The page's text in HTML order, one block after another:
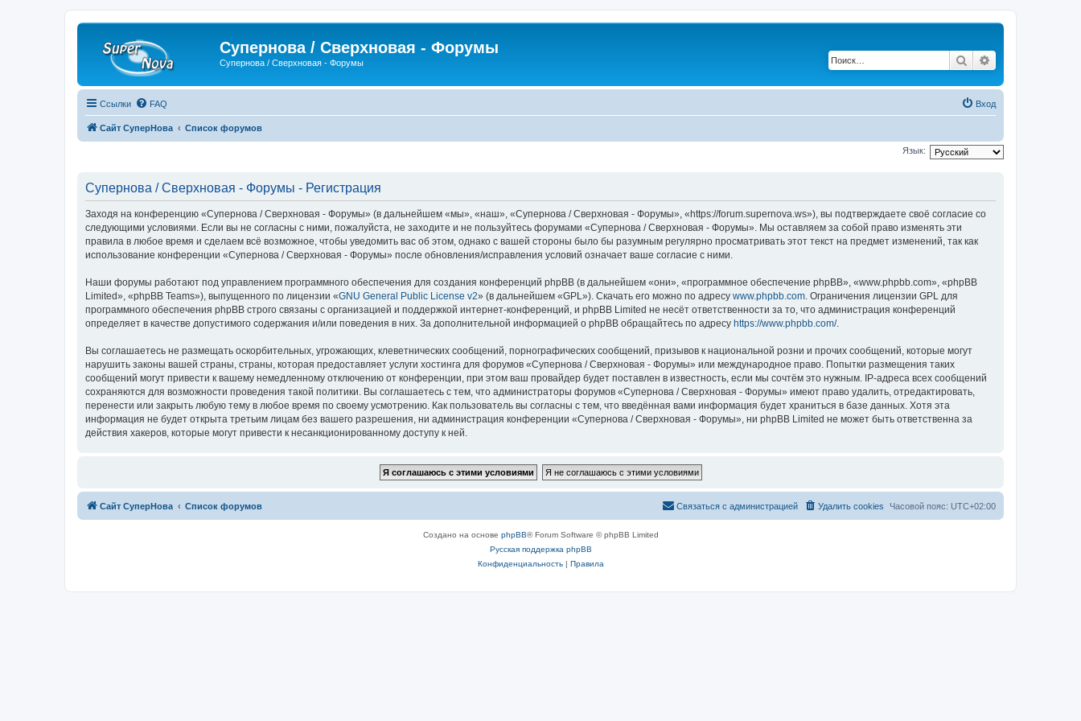
Супернова / Сверхновая - Форумы
Супернова / Сверхновая - Форумы Поиск
Ссылки FAQ Вход
Сайт СуперНова Список форумов
Язык:
Супернова / Сверхновая - Форумы - Регистрация
Заходя на конференцию «Супернова / Сверхновая - Форумы» (в дальнейшем «мы», «наш», «Супернова / Сверхновая - Форумы», «https://forum.supernova.ws»), вы подтверждаете своё согласие со
следующими условиями. Если вы не согласны с ними, пожалуйста, не заходите и не пользуйтесь форумами «Супернова / Сверхновая - Форумы». Мы оставляем за собой право изменять эти
правила в любое время и сделаем всё возможное, чтобы уведомить вас об этом, однако с вашей стороны было бы разумным регулярно просматривать этот текст на предмет изменений, так как
использование конференции «Супернова / Сверхновая - Форумы» после обновления/исправления условий означает ваше согласие с ними.
Наши форумы работают под управлением программного обеспечения для создания конференций phpBB (в дальнейшем «они», «программное обеспечение phpBB», «www.phpbb.com», «phpBB
Limited», «phpBB Teams»), выпущенного по лицензии «GNU General Public License v2» (в дальнейшем «GPL»). Скачать его можно по адресу www.phpbb.com. Ограничения лицензии GPL для
программного обеспечения phpBB строго связаны с организацией и поддержкой интернет-конференций, и phpBB Limited не несёт ответственности за то, что администрация конференций
определяет в качестве допустимого содержания и/или поведения в них. За дополнительной информацией о phpBB обращайтесь по адресу https://www.phpbb.com/.
Вы соглашаетесь не размещать оскорбительных, угрожающих, клеветнических сообщений, порнографических сообщений, призывов к национальной розни и прочих сообщений, которые могут
нарушить законы вашей страны, страны, которая предоставляет услуги хостинга для форумов «Супернова / Сверхновая - Форумы» или международное право. Попытки размещения таких
сообщений могут привести к вашему немедленному отключению от конференции, при этом ваш провайдер будет поставлен в известность, если мы сочтём это нужным. IP-адреса всех сообщений
сохраняются для возможности проведения такой политики. Вы соглашаетесь с тем, что администраторы форумов «Супернова / Сверхновая - Форумы» имеют право удалить, отредактировать,
перенести или закрыть любую тему в любое время по своему усмотрению. Как пользователь вы согласны с тем, что введённая вами информация будет храниться в базе данных. Хотя эта
информация не будет открыта третьим лицам без вашего разрешения, ни администрация конференции «Супернова / Сверхновая - Форумы», ни phpBB Limited не может быть ответственна за
действия хакеров, которые могут привести к несанкционированному доступу к ней.
Сайт СуперНова Список форумов Часовой пояс: UTC+02:00
Удалить cookies
Связаться с администрацией
Создано на основе phpBB® Forum Software © phpBB Limited
Русская поддержка phpBB
Конфиденциальность| Правила